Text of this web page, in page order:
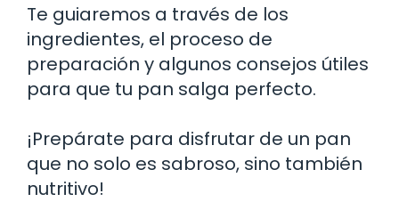
Te guiaremos a través de los
ingredientes, el proceso de
preparación y algunos consejos útiles
para que tu pan salga perfecto.
¡Prepárate para disfrutar de un pan
que no solo es sabroso, sino también
nutritivo!